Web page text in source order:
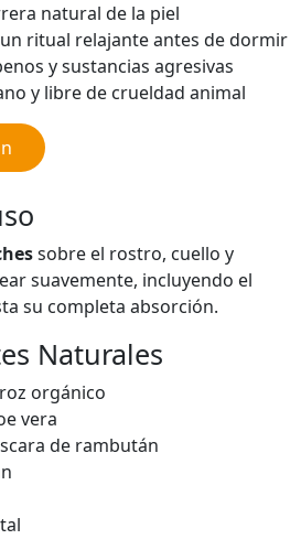
natural de la piel
un ritual relajante antes de dormir
y sustancias agresivas
y libre de crueldad animal
sobre el rostro, cuello y
suavemente, incluyendo el
su completa absorción.
Naturales
orgánico
vera
de rambután